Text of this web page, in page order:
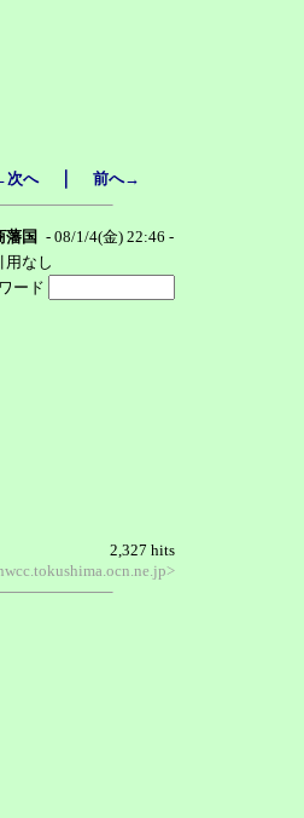
次へ｜ 前へ→
藩国 - 08/1/4(金) 22:46 -
用なし
ード
2,327 hits